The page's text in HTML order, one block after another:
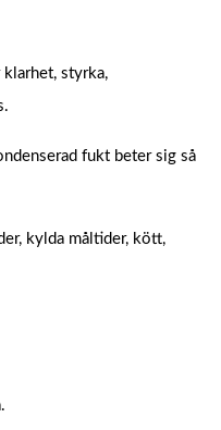
styrka,
fukt beter sig så
kylda måltider, kött,